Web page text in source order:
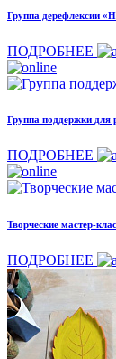
Группа дерефлексии
ПОДРОБНЕЕ
Группа поддержки для
ПОДРОБНЕЕ
Творческие мастер-
ПОДРОБНЕЕ